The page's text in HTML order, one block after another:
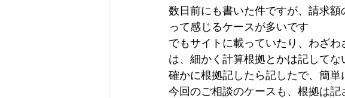
数日前にも書いた件ですが、請求
って感じるケースが多いです
でもサイトに載っていたり、わざ
は、細かく計算根拠とかは記してな
確かに根拠記したら記したで、簡
今回のご相談のケースも、根拠は